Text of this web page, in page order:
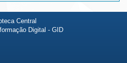
Central
Digital - GID